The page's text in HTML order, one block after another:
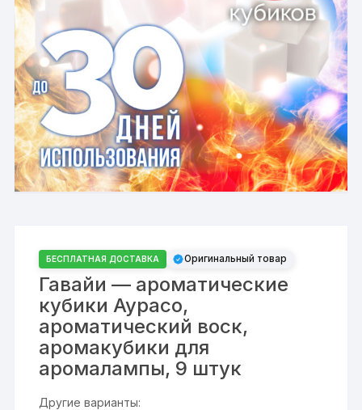
БЕСПЛАТНАЯ ДОСТАВКА Оригинальный товар
Гавайи — ароматические
кубики Аурасо,
ароматический воск,
аромакубики для
аромалампы, 9 штук
Другие варианты: